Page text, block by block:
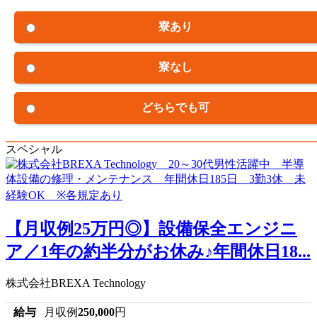
寮あり
寮なし
どちらでも可
スペシャル
【月収例25万円◎】設備保全エンジニ
ア／1年の約半分がお休み♪年間休日18...
株式会社BREXA Technology
給与 月収例250,000円